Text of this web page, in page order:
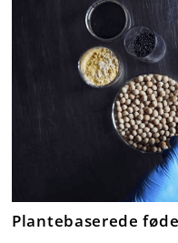
Plantebaserede